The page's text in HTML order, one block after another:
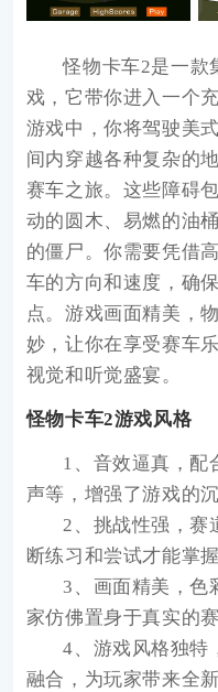
怪物卡车2是一款
戏，它带你进入一个
游戏中，你将驾驶美
间内穿越各种复杂的
赛车之旅。这些障碍
动的圆木、易燃的油
的僵尸。你需要凭借
车的方向和速度，确
点。游戏画面精美，
妙，让你在享受赛车
视觉和听觉盛宴。
怪物卡车2游戏风格
1、音效逼真，配
声等，增强了游戏的
2、挑战性强，赛
断练习和尝试才能掌
3、画面精美，色
家仿佛置身于真实的
4、游戏风格独特
融合，为玩家带来全